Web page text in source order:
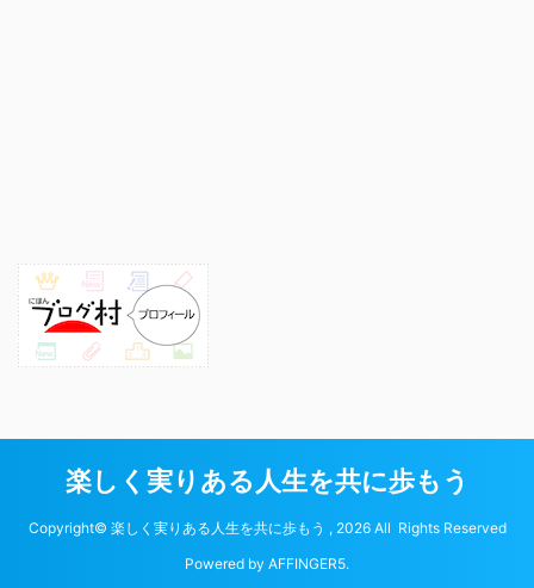
楽しく実りある人生を共に歩もう
Copyright© 楽しく実りある人生を共に歩もう , 2026 All Rights Reserved
Powered by AFFINGER5.